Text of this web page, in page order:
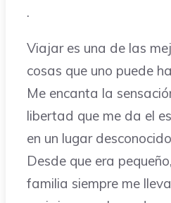
.
Viajar es una de las
cosas que uno puede
Me encanta la
libertad que me da el
en un lugar
Desde que era
familia siempre me